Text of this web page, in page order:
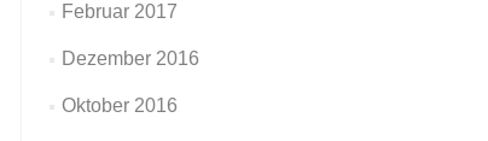
Februar 2017
Dezember 2016
Oktober 2016